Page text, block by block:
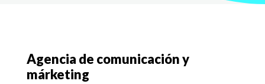
Agencia de comunicación y
márketing